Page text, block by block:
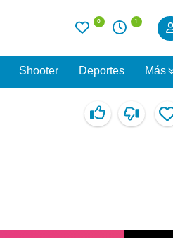
0 1
Shooter Deportes Más